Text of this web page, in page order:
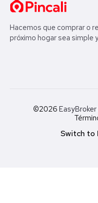
Hacemos que comprar o
próximo hogar sea simple
©2026 EasyBroker
Switch to